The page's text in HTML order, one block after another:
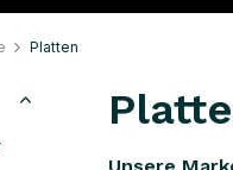
Platten